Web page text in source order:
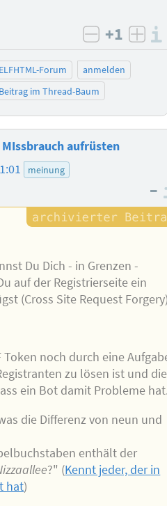
negativ
+1
Forum
anmelden
Beitrag im Thread-Baum
aufrüsten
meinung
–
Du Dich - in Grenzen -
auf der Registrierseite ein
(Cross Site Request
Token noch durch eine
zu lösen ist und die
ein Bot damit Probleme
die Differenz von neun und
enthält der
?" (Kennt jeder, der in
hat)